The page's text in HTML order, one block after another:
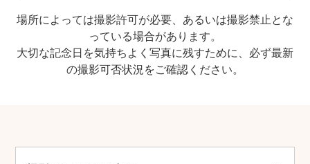
場所によっては撮影許可が必要、あるいは撮影禁止とな
っている場合があります。
大切な記念日を気持ちよく写真に残すために、必ず最新
の撮影可否状況をご確認ください。